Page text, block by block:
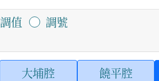
調值 調號
大埔腔 饒平腔